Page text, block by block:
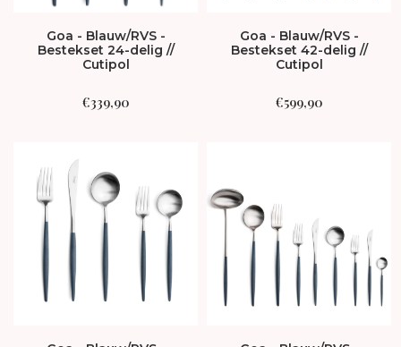
Goa - Blauw/RVS -
Bestekset 24-delig //
Cutipol
€339,90
Goa - Blauw/RVS -
Bestekset 42-delig //
Cutipol
€599,90